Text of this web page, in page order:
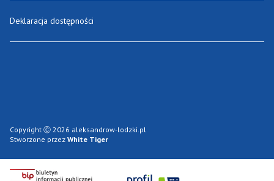
Deklaracja dostępności
Copyright Ⓒ 2026 aleksandrow-lodzki.pl
Stworzone przez White Tiger